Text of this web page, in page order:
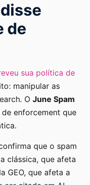
de
sua política de
manipular as
O June Spam
enforcement que
que o spam
clássica, que afeta
GEO, que afeta a